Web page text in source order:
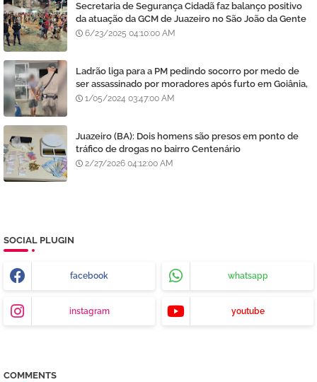
Secretaria de Segurança Cidadã faz balanço positivo
da atuação da GCM de Juazeiro no São João da Gente
6/23/2025 04:10:00 AM
Ladrão liga para a PM pedindo socorro por medo de
ser assassinado por moradores após furto em Goiânia,
diz polícia
1/05/2024 03:47:00 AM
Juazeiro (BA): Dois homens são presos em ponto de
tráfico de drogas no bairro Centenário
2/27/2026 04:12:00 AM
SOCIAL PLUGIN
facebook whatsapp
instagram youtube
COMMENTS